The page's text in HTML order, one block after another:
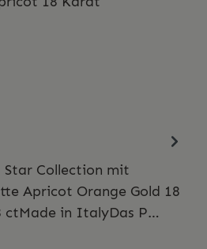
Star Collection mit
Apricot Orange Gold 18
ctMade in ItalyDas P…